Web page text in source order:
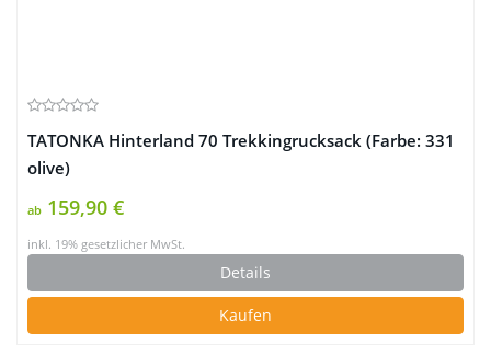
TATONKA Hinterland 70 Trekkingrucksack (Farbe: 331
olive)
ab 159,90 €
inkl. 19% gesetzlicher MwSt.
Details
Kaufen